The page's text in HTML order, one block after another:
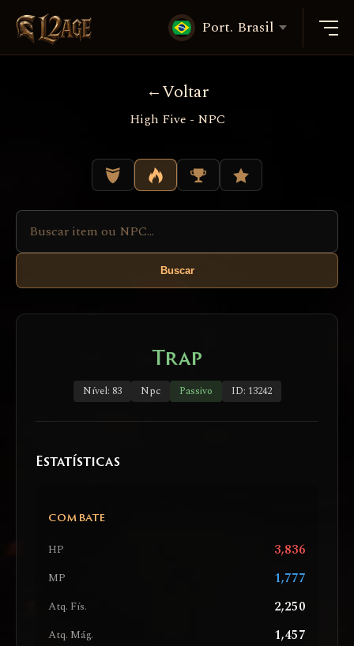
Port. Brasil
Voltar
High Five - NPC
Buscar
Trap
Nível: 83 Npc Passivo ID: 13242
Estatísticas
COMBATE
HP 3,836
MP 1,777
Atq. Fís. 2,250
Atq. Mág. 1,457